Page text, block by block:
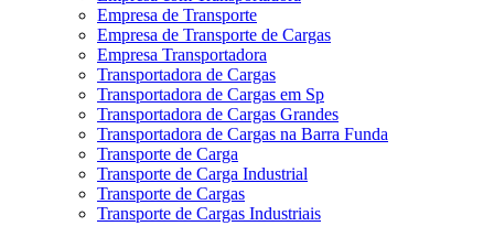
Empresa de Transporte
Empresa de Transporte de Cargas
Empresa Transportadora
Transportadora de Cargas
Transportadora de Cargas em Sp
Transportadora de Cargas Grandes
Transportadora de Cargas na Barra Funda
Transporte de Carga
Transporte de Carga Industrial
Transporte de Cargas
Transporte de Cargas Industriais